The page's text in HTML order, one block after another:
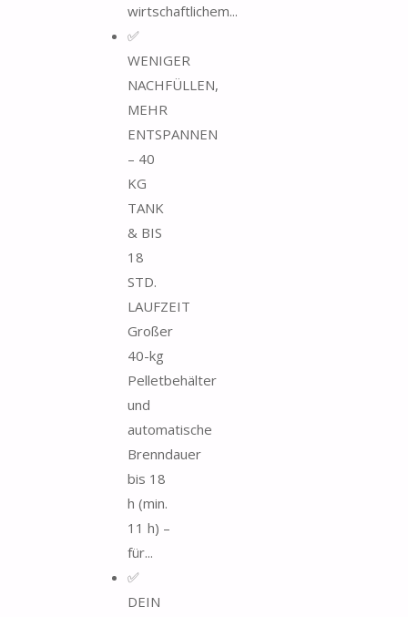
wirtschaftlichem...
✅
WENIGER
NACHFÜLLEN,
MEHR
ENTSPANNEN
– 40
KG
TANK
& BIS
18
STD.
LAUFZEIT
Großer
40-kg
Pelletbehälter
und
automatische
Brenndauer
bis 18
h (min.
11 h) –
für...
✅
DEIN